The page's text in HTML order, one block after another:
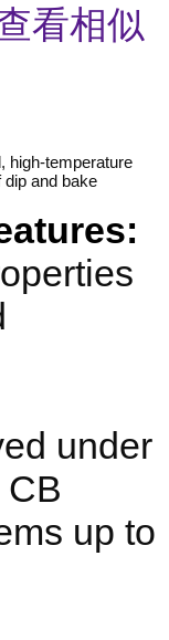
看相似
high-temperature
and bake
under
up to